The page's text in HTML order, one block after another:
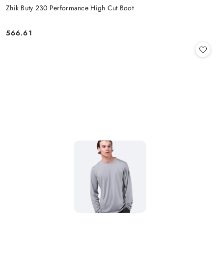
Zhik Buty 230 Performance High Cut Boot
Cena:
566.61